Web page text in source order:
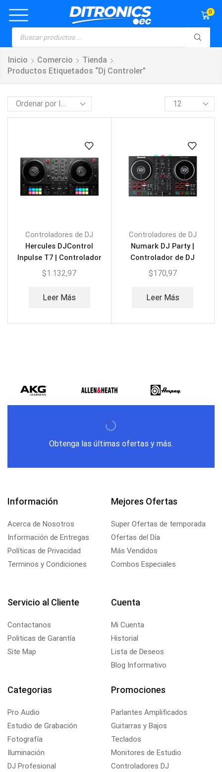
0
Inicio Comercio
Tienda
Productos Etiquetados “dj Controler”
Controladores de DJ
Hercules DJControl
Inpulse T7 | Controlador
de 2 Canales
$1.132,97
Leer Más
Controladores de DJ
Numark DJ Party |
Controlador de DJ
$170,97
Leer Más
Obtenga las últimas ofertas y más.
Información
Acerca de Nosotros
Información de Entregas
Políticas de Privacidad
Terminos y Condiciones
Mejores Ofertas
Super Ofertas de temporada
Ofertas del Día
Más Vendidos
Combos Especiales
Servicio al Cliente
Contactanos
Politicas de Garantía
Site Map
Cuenta
Mi Cuenta
Historial
Lista de Deseos
Blog Informativo
Categorias
Pro Audio
Estudio de Grabación
Fotografía
Iluminación
DJ Profesional
Promociones
Parlantes Amplificados
Guitarras y Bajos
Teclados
Monitores de Estudio
Controladores DJ